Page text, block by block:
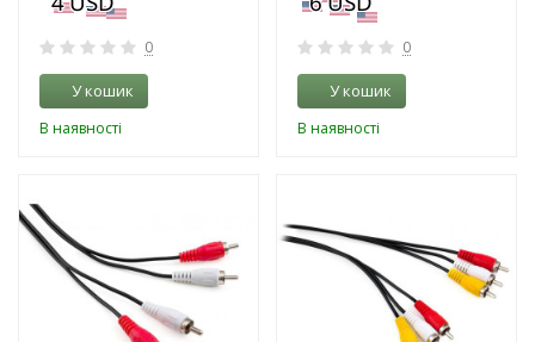
0
У кошик
В наявності
0
У кошик
В наявності